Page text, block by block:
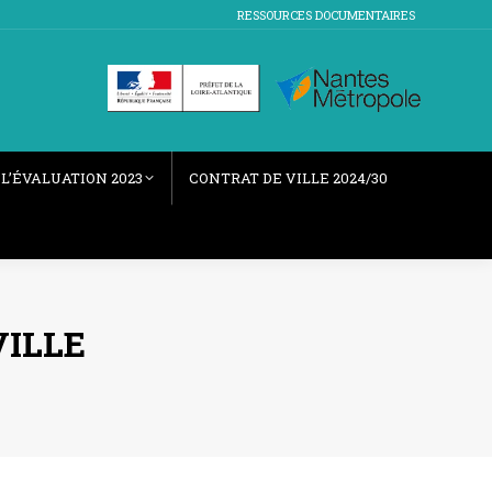
RESSOURCES DOCUMENTAIRES
L’ÉVALUATION 2023 CONTRAT DE VILLE 2024/30